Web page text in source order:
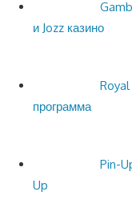
и Jozz казино
программа
Pin-
Up